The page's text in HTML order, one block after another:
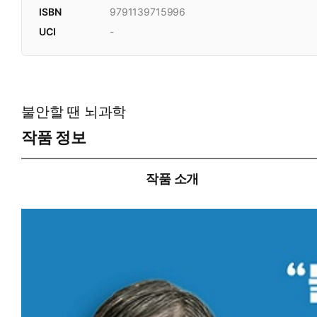
ISBN
9791139715996
UCI
-
불안할 땐 뇌과학
작품 정보
작품 소개